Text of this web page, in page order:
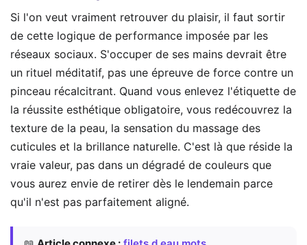
Si l'on veut vraiment retrouver du plaisir, il faut sortir
de cette logique de performance imposée par les
réseaux sociaux. S'occuper de ses mains devrait être
un rituel méditatif, pas une épreuve de force contre un
pinceau récalcitrant. Quand vous enlevez l'étiquette de
la réussite esthétique obligatoire, vous redécouvrez la
texture de la peau, la sensation du massage des
cuticules et la brillance naturelle. C'est là que réside la
vraie valeur, pas dans un dégradé de couleurs que
vous aurez envie de retirer dès le lendemain parce
qu'il n'est pas parfaitement aligné.